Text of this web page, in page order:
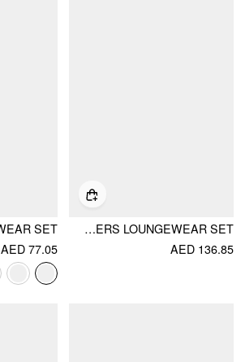
V-NECK LACE TRIM TIE FRONT BOW TOP & MID RISE WIDE LEG TROUSERS LOUNGEWEAR SET
AED 136.85
AED 77.05